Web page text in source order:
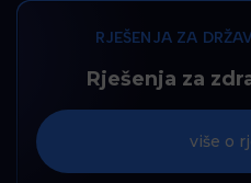
RJEŠENJA ZA
Rješenja za
više o